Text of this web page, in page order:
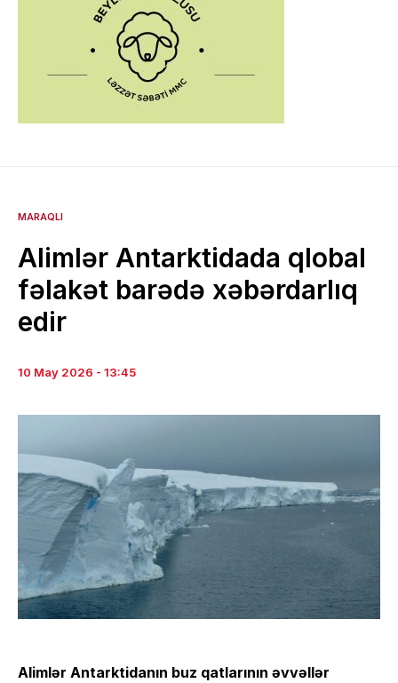
MARAQLI
Alimlər Antarktidada qlobal
fəlakət barədə xəbərdarlıq
edir
10 May 2026 - 13:45
Alimlər Antarktidanın buz qatlarının əvvəllər